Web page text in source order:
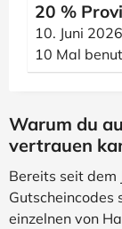
20 %
10. Juni 2026
10 Mal
Warum du
vertrauen
Bereits seit dem
Gutscheincodes
einzelnen von